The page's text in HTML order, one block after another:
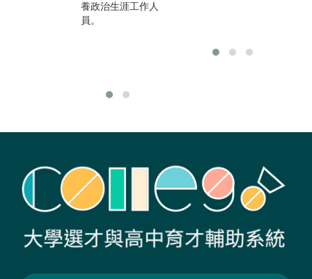
養政治生涯工作人
員。
業的企劃、行銷或